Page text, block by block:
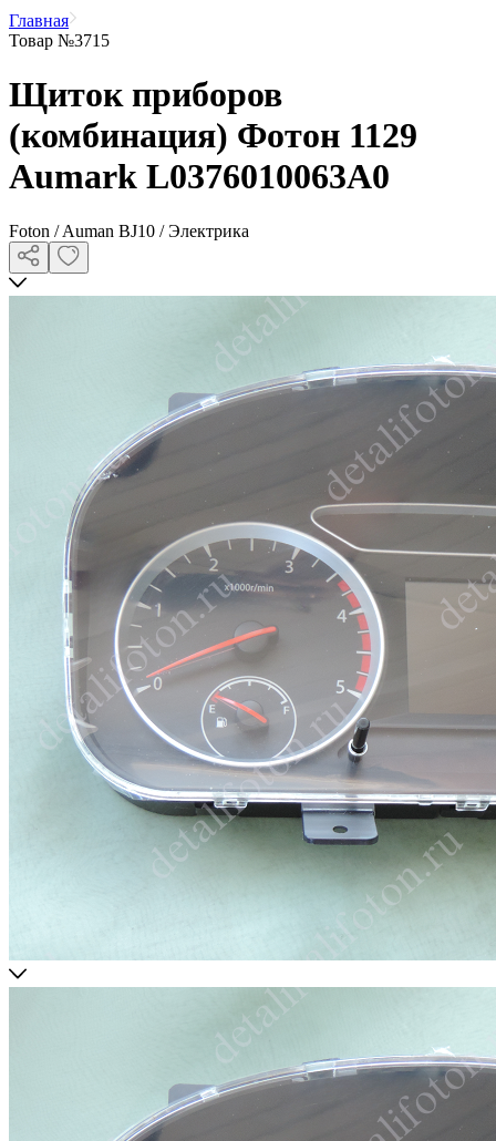
Главная
Товар №3715
Щиток приборов
(комбинация) Фотон 1129
Aumark L0376010063A0
Foton / Auman BJ10 / Электрика